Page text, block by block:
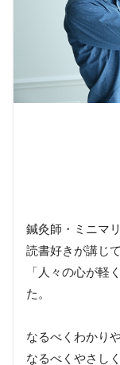
鍼灸師・ミニマ
読書好きが講じ
「人々の心が軽
た。
なるべくわかり
なるべくやさしく